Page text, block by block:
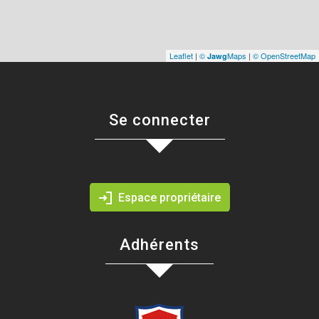
Leaflet | © JawgMaps | © OpenStreetMap
Se connecter
Espace propriétaire
Adhérents